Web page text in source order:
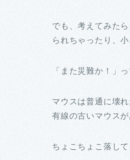
でも、考えてみた
られちゃったり、
「また災難か！」
マウスは普通に壊
有線の古いマウス
ちょこちょこ落し